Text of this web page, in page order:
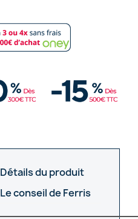
Détails du produit
Le conseil de Ferris